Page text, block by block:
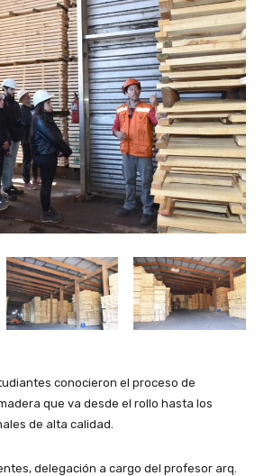
conocieron el proceso de
que va desde el rollo hasta los
de alta calidad.
delegación a cargo del profesor arq.